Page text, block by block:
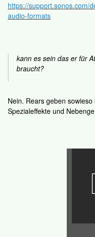
https://support.sonos.com/
audio-formats
kann es sein das er für
braucht?
Nein. Rears geben
Spezialeffekte und